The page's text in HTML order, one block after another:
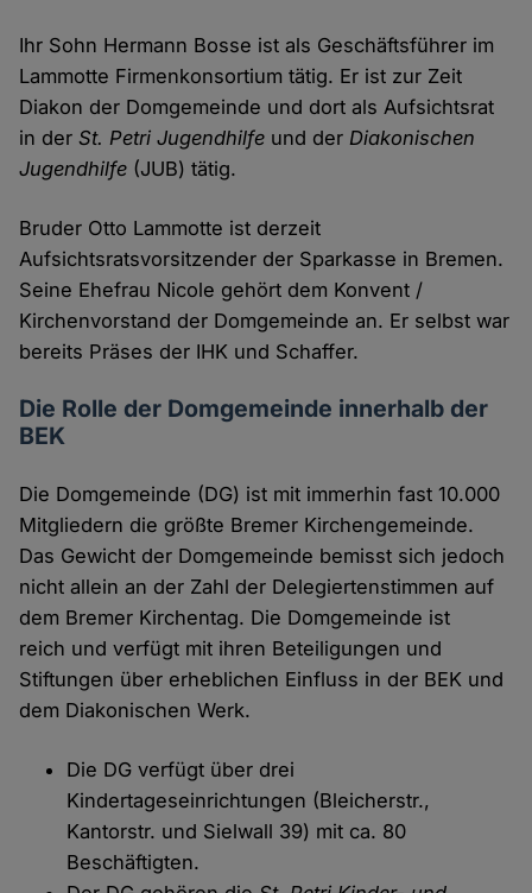
Ihr Sohn Hermann Bosse ist als Geschäftsführer im
Lammotte Firmenkonsortium tätig. Er ist zur Zeit
Diakon der Domgemeinde und dort als Aufsichtsrat
in derSt. Petri Jugendhilfe und derDiakonischen
Jugendhilfe (JUB) tätig.
Bruder Otto Lammotte ist derzeit
Aufsichtsratsvorsitzender der Sparkasse in Bremen.
Seine Ehefrau Nicole gehört dem Konvent /
Kirchenvorstand der Domgemeinde an. Er selbst war
bereits Präses der IHK und Schaffer.
Die Rolle der Domgemeinde innerhalb der
BEK
Die Domgemeinde (DG) ist mit immerhin fast 10.000
Mitgliedern die größte Bremer Kirchengemeinde.
Das Gewicht der Domgemeinde bemisst sich jedoch
nicht allein an der Zahl der Delegiertenstimmen auf
dem Bremer Kirchentag. Die Domgemeinde ist
reich und verfügt mit ihren Beteiligungen und
Stiftungen über erheblichen Einfluss in der BEK und
dem Diakonischen Werk.
Die DG verfügt über drei
Kindertageseinrichtungen (Bleicherstr.,
Kantorstr. und Sielwall 39) mit ca. 80
Beschäftigten.